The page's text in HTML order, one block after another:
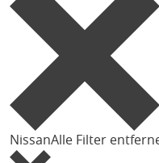
NissanAlle Filter